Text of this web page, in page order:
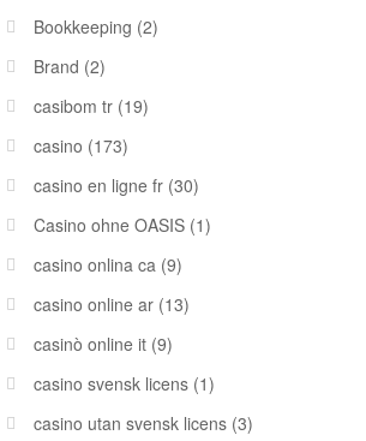
Bookkeeping (2)
Brand (2)
casibom tr(19)
casino (173)
casino en ligne fr(30)
Casino ohne OASIS(1)
casino onlina ca (9)
casino online ar(13)
casinò online it(9)
casino svensk licens(1)
casino utan svensk licens(3)